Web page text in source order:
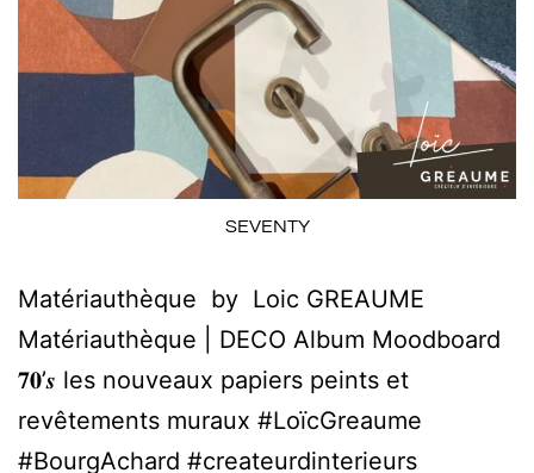
SEVENTY
Matériauthèque by Loic GREAUME
Matériauthèque | DECO Album Moodboard
𝟕𝟎’𝒔 les nouveaux papiers peints et
revêtements muraux #LoïcGreaume
#BourgAchard #createurdinterieurs